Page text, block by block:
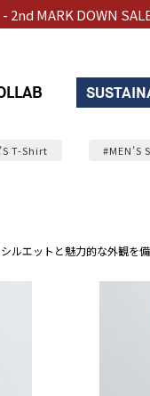
- 2nd MARK DOWN
T-Shirt #MEN’S
ルエットと魅力的な外観を